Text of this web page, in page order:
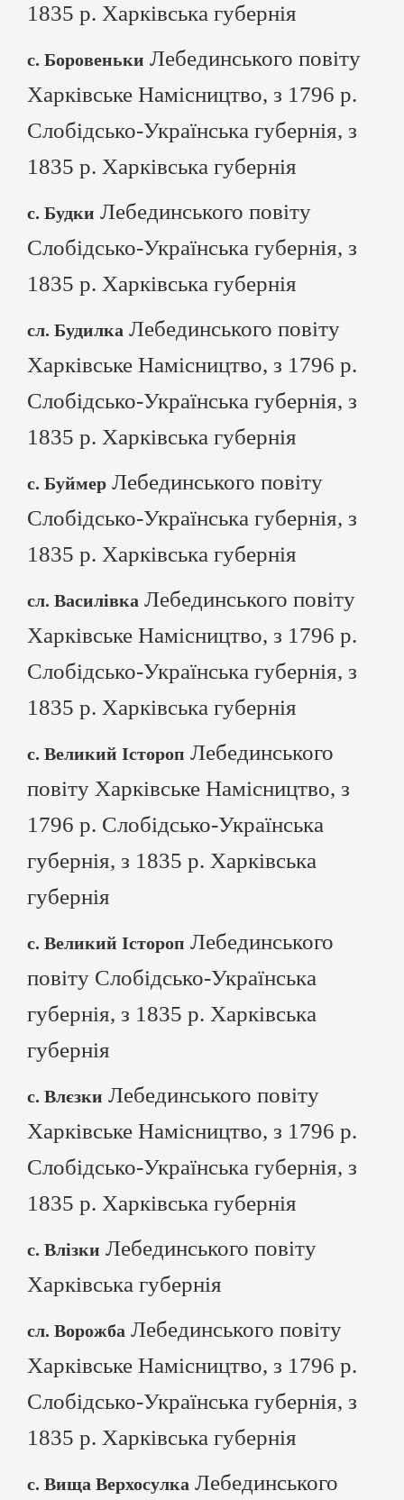
1835 р. Харківська губернія
с. Боровеньки Лебединського повіту
Харківське Намісництво, з 1796 р.
Слобідсько-Українська губернія, з
1835 р. Харківська губернія
с. Будки Лебединського повіту
Слобідсько-Українська губернія, з
1835 р. Харківська губернія
сл. Будилка Лебединського повіту
Харківське Намісництво, з 1796 р.
Слобідсько-Українська губернія, з
1835 р. Харківська губернія
с. Буймер Лебединського повіту
Слобідсько-Українська губернія, з
1835 р. Харківська губернія
сл. Василівка Лебединського повіту
Харківське Намісництво, з 1796 р.
Слобідсько-Українська губернія, з
1835 р. Харківська губернія
с. Великий Істороп Лебединського
повіту Харківське Намісництво, з
1796 р. Слобідсько-Українська
губернія, з 1835 р. Харківська
губернія
с. Великий Істороп Лебединського
повіту Слобідсько-Українська
губернія, з 1835 р. Харківська
губернія
с. Влєзки Лебединського повіту
Харківське Намісництво, з 1796 р.
Слобідсько-Українська губернія, з
1835 р. Харківська губернія
с. Влізки Лебединського повіту
Харківська губернія
сл. Ворожба Лебединського повіту
Харківське Намісництво, з 1796 р.
Слобідсько-Українська губернія, з
1835 р. Харківська губернія
с. Вища Верхосулка Лебединського